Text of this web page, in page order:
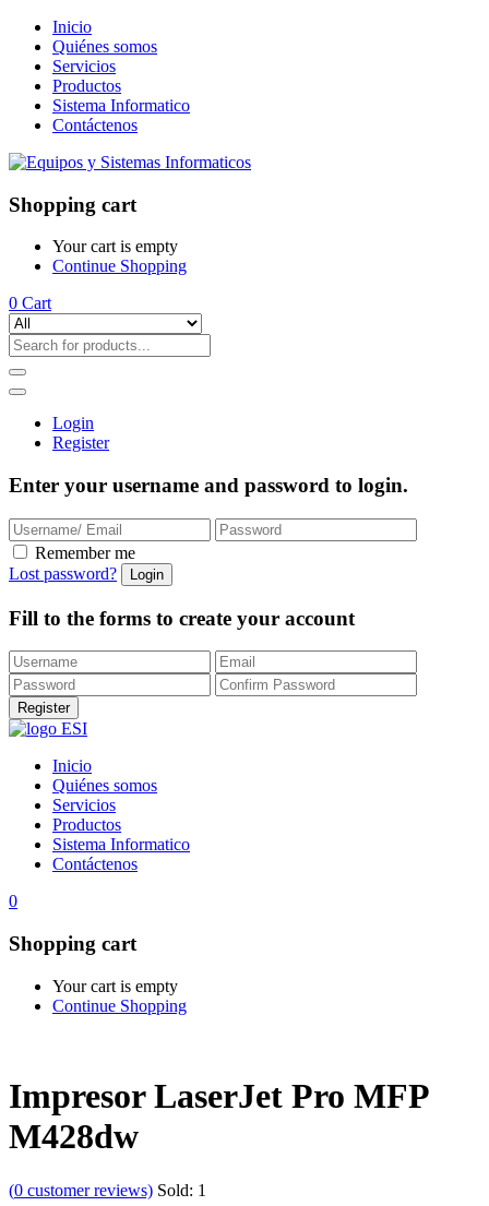
Inicio
Quiénes somos
Servicios
Productos
Sistema Informatico
Contáctenos
Shopping cart
Your cart is empty
Continue Shopping
0 Cart
Login
Register
Enter your username and password to login.
Remember me
Lost password?
Fill to the forms to create your account
Inicio
Quiénes somos
Servicios
Productos
Sistema Informatico
Contáctenos
0
Shopping cart
Your cart is empty
Continue Shopping
Impresor LaserJet Pro MFP
M428dw
(0 customer reviews) Sold: 1